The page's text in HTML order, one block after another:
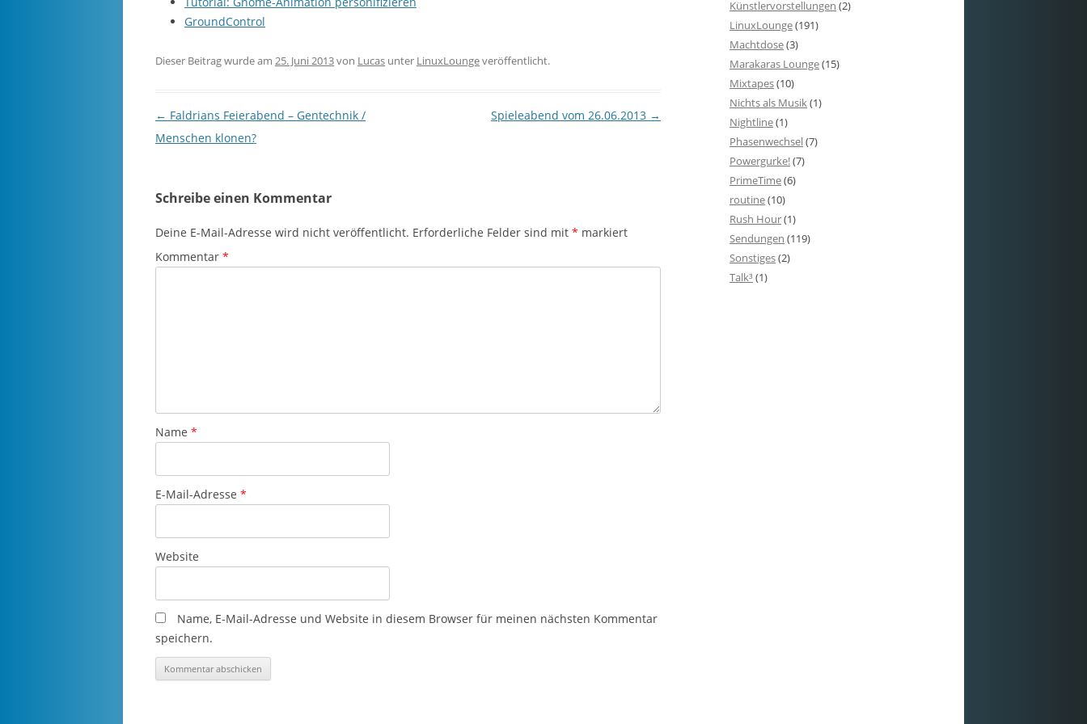
GroundControl
Dieser Beitrag wurde am 25. Juni 2013von Lucas unter LinuxLoungeveröffentlicht.
Beitragsnavigation
← Faldrians Feierabend – Gentechnik /
Menschen klonen?
Spieleabend vom 26.06.2013 →
Schreibe einen Kommentar
Deine E-Mail-Adresse wird nicht veröffentlicht. Erforderliche Felder sind mit * markiert
Kommentar *
Name *
E-Mail-Adresse *
Website
Name, E-Mail-Adresse und Website in diesem Browser für meinen nächsten Kommentar
speichern.
Künstlervorstellungen (2)
LinuxLounge(191)
Machtdose(3)
Marakaras Lounge(15)
Mixtapes(10)
Nichts als Musik(1)
Nightline(1)
Phasenwechsel(7)
Powergurke!(7)
PrimeTime(6)
routine(10)
Rush Hour(1)
Sendungen (119)
Sonstiges(2)
Talk³ (1)